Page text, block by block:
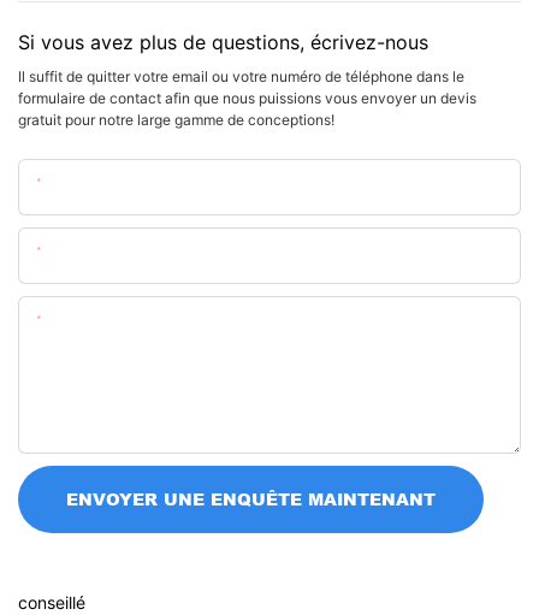
Si vous avez plus de questions, écrivez-nous
Il suffit de quitter votre email ou votre numéro de téléphone dans le
formulaire de contact afin que nous puissions vous envoyer un devis
gratuit pour notre large gamme de conceptions!
ENVOYER UNE ENQUÊTE MAINTENANT
conseillé